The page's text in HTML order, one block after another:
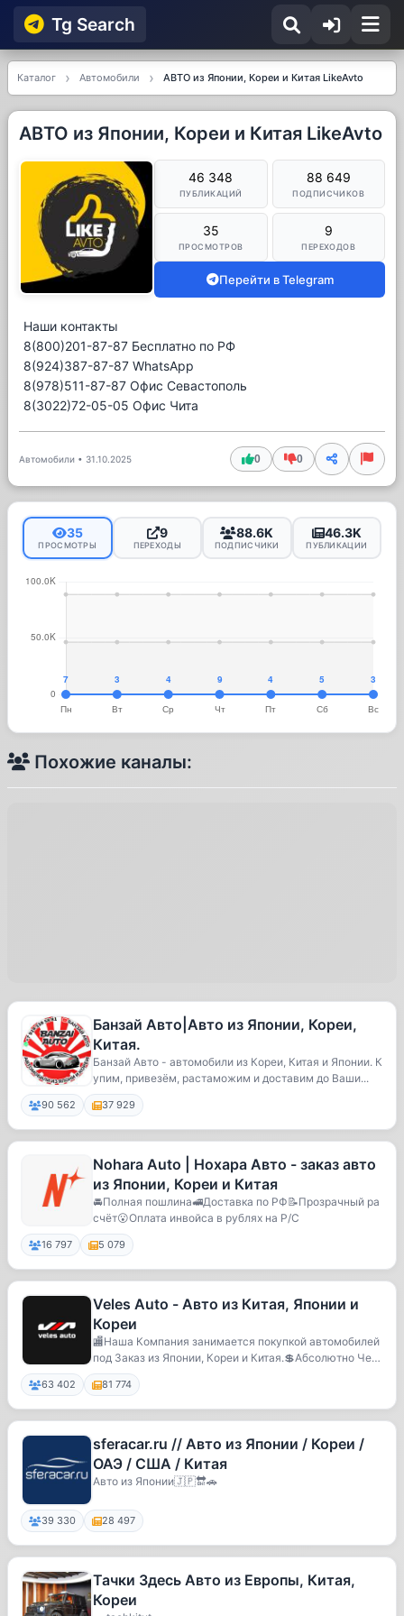
Tg Searсh
Каталог Автомобили АВТО из Японии, Кореи и Китая LikeAvto
АВТО из Японии, Кореи и Китая LikeAvto
46 348
ПУБЛИКАЦИЙ
88 649
ПОДПИСЧИКОВ
35
ПРОСМОТРОВ
9
ПЕРЕХОДОВ
Перейти в Telegram
Наши контакты
8(800)201-87-87 Бесплатно по РФ
8(924)387-87-87 WhatsApp
8(978)511-87-87 Офис Севастополь
8(3022)72-05-05 Офис Чита
Автомобили • 31.10.2025 0 0
35
ПРОСМОТРЫ
9
ПЕРЕХОДЫ
88.6K
ПОДПИСЧИКИ
46.3K
ПУБЛИКАЦИИ
Похожие каналы:
Банзай Авто|Авто из Японии, Кореи,
Китая.
Банзай Авто - автомобили из Кореи, Китая и Японии. К
упим, привезём, растаможим и доставим до Ваши...
90 562 37 929
Nohara Auto | Нохара Авто - заказ авто
из Японии, Кореи и Китая
🚘Полная пошлина🚅Доставка по РФ📝Прозрачный ра
счёт😮Оплата инвойса в рублях на Р/С
16 797 5 079
Veles Auto - Авто из Китая, Японии и
Кореи
🏬Наша Компания занимается покупкой автомобилей
под Заказ из Японии, Кореи и Китая.💲Абсолютно Чес
т...
63 402 81 774
sferacar.ru // Авто из Японии / Кореи /
ОАЭ / США / Китая
Авто из Японии🇯🇵🔛🚗
39 330 28 497
Тачки Здесь Авто из Европы, Китая,
Кореи